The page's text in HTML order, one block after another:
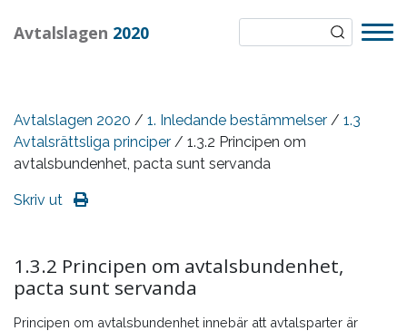
Avtalslagen 2020
Avtalslagen 2020 / 1. Inledande bestämmelser / 1.3
Avtalsrättsliga principer / 1.3.2 Principen om
avtalsbundenhet, pacta sunt servanda
Skriv ut
1.3.2 Principen om avtalsbundenhet,
pacta sunt servanda
Principen om avtalsbundenhet innebär att avtalsparter är